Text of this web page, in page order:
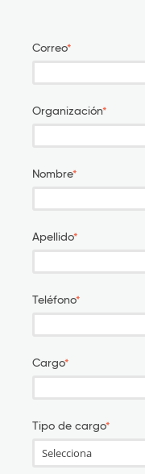
Correo*
Organización*
Nombre*
Apellido*
Teléfono*
Cargo*
Tipo de cargo*